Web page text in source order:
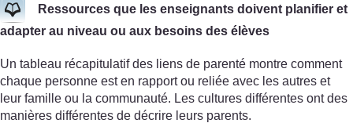
Ressources que les enseignants doivent planifier et
adapter au niveau ou aux besoins des élèves
Un tableau récapitulatif des liens de parenté montre comment
chaque personne est en rapport ou reliée avec les autres et
leur famille ou la communauté. Les cultures différentes ont des
manières différentes de décrire leurs parents.